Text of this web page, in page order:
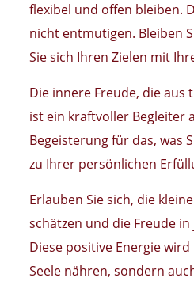
flexibel und offen bleiben.
nicht entmutigen. Bleiben
Sie sich Ihren Zielen mit
Die innere Freude, die aus
ist ein kraftvoller Begleiter
Begeisterung für das, was
zu Ihrer persönlichen
Erlauben Sie sich, die
schätzen und die Freude
Diese positive Energie
Seele nähren, sondern